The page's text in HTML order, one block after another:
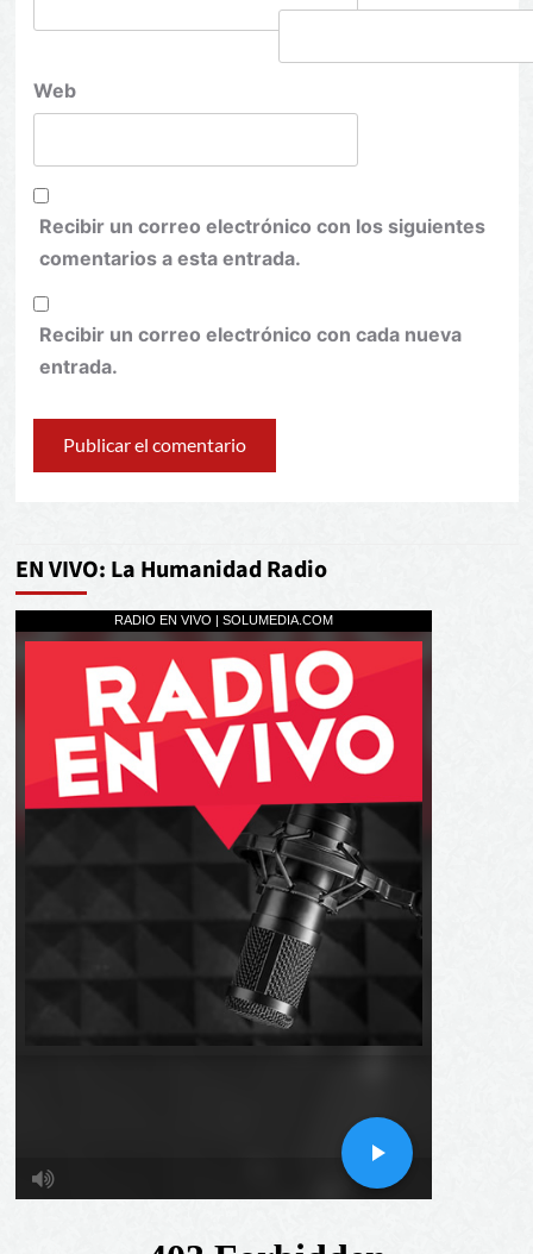
Web
Recibir un correo electrónico con los siguientes
comentarios a esta entrada.
Recibir un correo electrónico con cada nueva
entrada.
EN VIVO: La Humanidad Radio